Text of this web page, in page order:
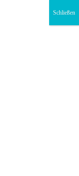
Schließen